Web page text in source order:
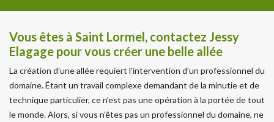
Vous êtes à Saint Lormel, contactez Jessy
Elagage pour vous créer une belle allée
La création d’une allée requiert l’intervention d’un professionnel du
domaine. Étant un travail complexe demandant de la minutie et de
technique particulier, ce n’est pas une opération à la portée de tout
le monde. Alors, si vous n’êtes pas un professionnel du domaine, ne